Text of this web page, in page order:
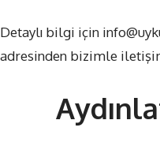
Detaylı bilgi için
adresinden bizimle